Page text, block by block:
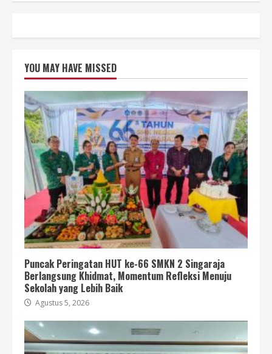
YOU MAY HAVE MISSED
Puncak Peringatan HUT ke-66 SMKN 2 Singaraja
Berlangsung Khidmat, Momentum Refleksi Menuju
Sekolah yang Lebih Baik
Agustus 5, 2026